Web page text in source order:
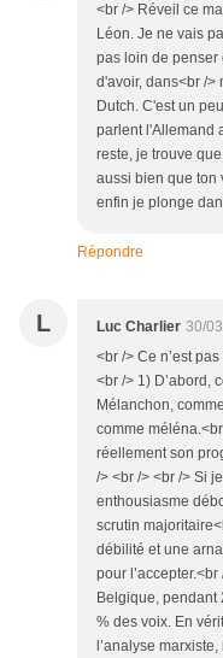
<br /> Réveil ce
Léon. Je ne vais
pas loin de penser
d'avoir, dans<br />
Dutch. C'est un
parlent l'Allemand
reste, je trouve
aussi bien que ton
enfin je plonge
Répondre
L Luc Charlier 30/
<br /> Ce n’est
<br /> 1) D’abord,
Mélanchon,
comme
réellement son
/> <br /> <br /> Si
enthousiasme
scrutin
débilité et une
pour
Belgique, pendant
% des voix. En
l’analyse